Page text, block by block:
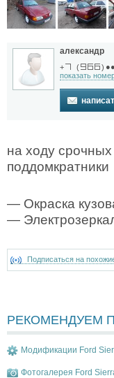
александр
+ ( )
показать
на ходу
поддомкратники
— Окраска
—
Подписаться на
РЕКОМЕНДУЕМ
Модификации Ford
Фотогалерея Ford